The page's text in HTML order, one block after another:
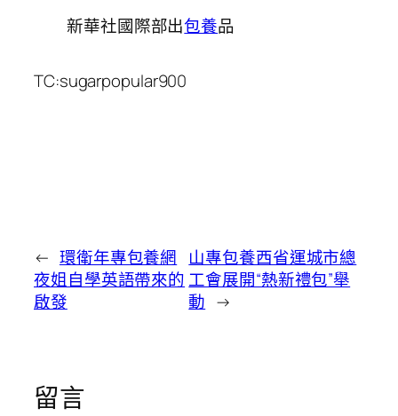
新華社國際部出包養品
TC:sugarpopular900
← 環衛年專包養網
夜姐自學英語帶來的
啟發
山專包養西省運城市總
工會展開“熱新禮包”舉
動 →
留言